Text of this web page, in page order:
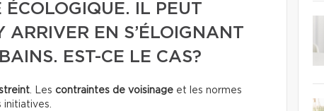
ÉCOLOGIQUE. IL PEUT
ARRIVER EN S’ÉLOIGNANT
EST-CE LE CAS?
. Les contraintes de voisinage et les normes
initiatives.